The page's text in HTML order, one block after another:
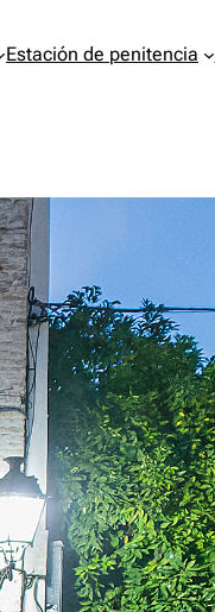
Estación de penitencia